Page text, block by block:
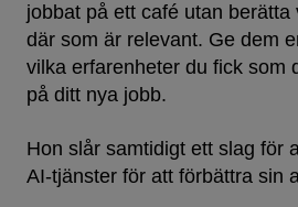
jobbat på ett café utan berätta
där som är relevant. Ge dem
vilka erfarenheter du fick som
på ditt nya jobb.
Hon slår samtidigt ett slag för
AI-tjänster för att förbättra sin